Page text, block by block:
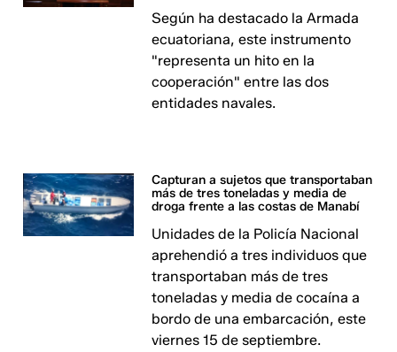
Según ha destacado la Armada
ecuatoriana, este instrumento
"representa un hito en la
cooperación" entre las dos
entidades navales.
Capturan a sujetos que transportaban
más de tres toneladas y media de
droga frente a las costas de Manabí
Unidades de la Policía Nacional
aprehendió a tres individuos que
transportaban más de tres
toneladas y media de cocaína a
bordo de una embarcación, este
viernes 15 de septiembre.